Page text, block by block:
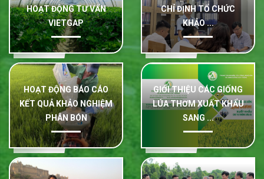
HOẠT ĐỘNG TƯ VẤN
VIETGAP
CHỈ ĐỊNH TỔ CHỨC
KHẢO ...
HOẠT ĐỘNG BÁO CÁO
KẾT QUẢ KHẢO NGHIỆM
PHÂN BÓN
GIỚI THIỆU CÁC GIỐNG
LÚA THƠM XUẤT KHẨU
SANG ...